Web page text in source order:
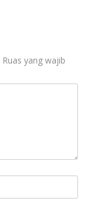
Ruas yang wajib